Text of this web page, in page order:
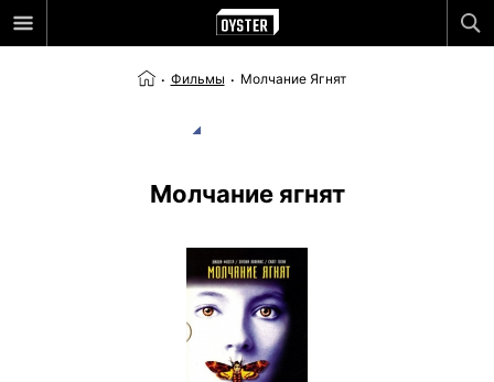
Фильмы Молчание Ягнят
Молчание ягнят